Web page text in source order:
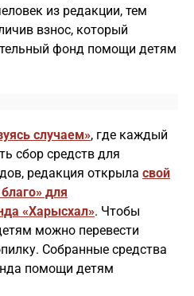
из редакции, тем
взнос, который
фонд помощи детям
случаем», где каждый
сбор средств для
редакция открыла свой
для
«Харысхал». Чтобы
можно перевести
Собранные средства
помощи детям